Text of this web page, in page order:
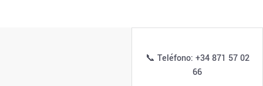
📞 Teléfono: +34 871 57 02
66